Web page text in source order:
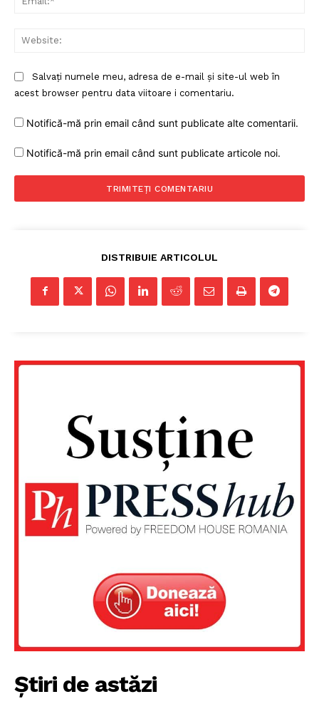
Salvați numele meu, adresa de e-mail și site-ul web în
acest browser pentru data viitoare i comentariu.
Notifică-mă prin email când sunt publicate alte comentarii.
Notifică-mă prin email când sunt publicate articole noi.
DISTRIBUIE ARTICOLUL
Știri de astăzi